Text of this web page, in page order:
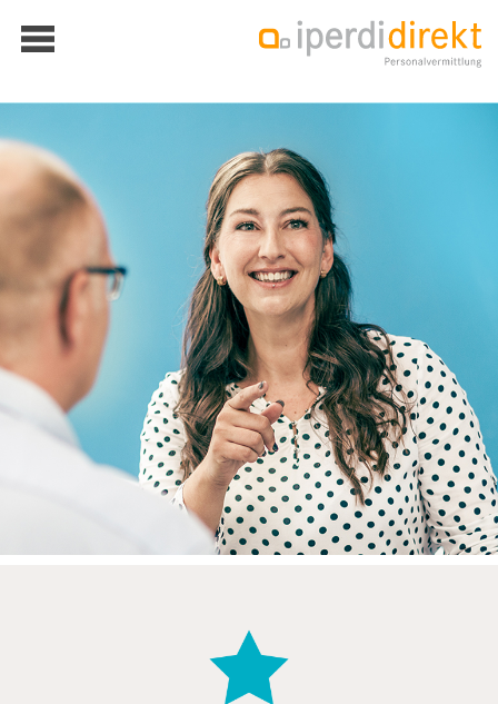
Über iperdi
Kontakt